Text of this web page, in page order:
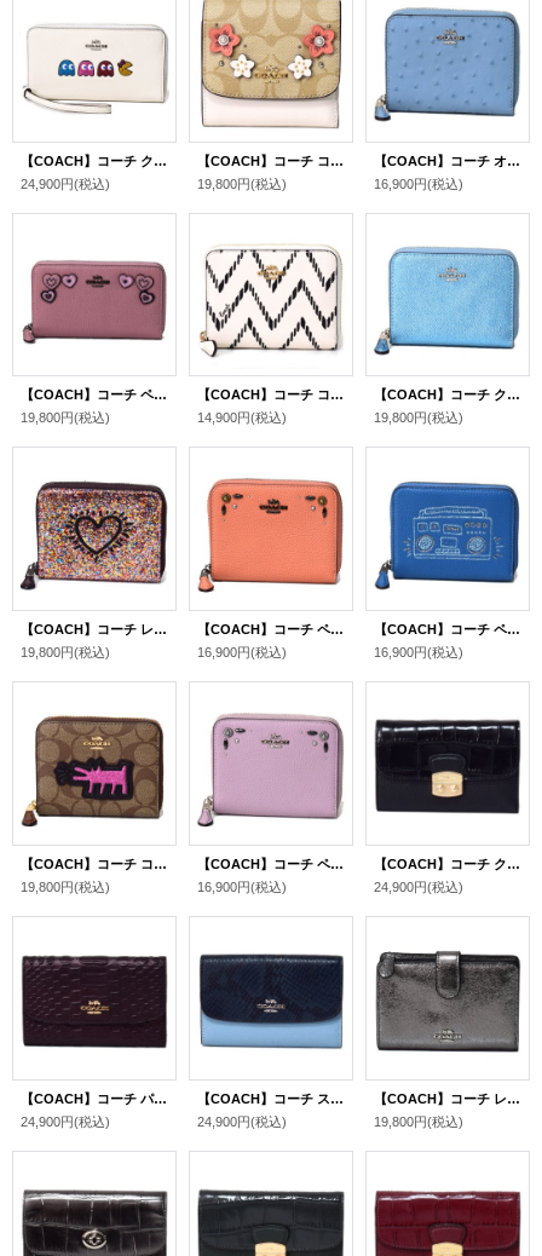
【COACH】コーチ クロスグレインレザー ミズ・パックマン アニメーション ラージ ジップ フォン iPhone スマホ ウォレット リストレット 財布 チャークマルチ〔日本未発売〕
24,900円(税込)
【COACH】コーチ コーティングキャンバス スムースレザー シグネチャー 花柄 フラワー フローラル アップリケ スタッズ リベット スモール 三つ折り財布 ライトカーキマルチ（日本未発売）
19,800円(税込)
【COACH】コーチ オーストリッチ エンボスレザー スモール ジップ アラウンド 二つ折り 財布 コーンフラワー〔日本未発売〕
16,900円(税込)
【COACH】コーチ ペブルレザー ハート アップリケ リベット スタッズ ミディアム ジップ アラウンド ウォレット 財布 ダスティーローズ（日本未発売）
19,800円(税込)
【COACH】コーチ コーティングキャンパス レザー ジオ・シェブロン プリント スモール ジップ アラウンド 二つ折り 財布 ブラック×チャーク〔日本未発売〕
14,900円(税込)
【COACH】コーチ クロスグレインレザー メタリック スモール ジップ アラウンド 二つ折り 財布 メタリックアイス〔日本未発売〕
19,800円(税込)
【COACH】コーチ レザー ラメ グリッター キースへリング コラボ ハート柄 ラメ スモール ジップ アラウンド 二つ折り 財布 マルチ〔日本未発売〕
19,800円(税込)
【COACH】コーチ ペブルドレザー 花柄 フラワー フローラル プレーリー リベット スタッズ スモール ジップ アラウンド 二つ折り 財布 ダークブラッシュ〔日本未発売〕
16,900円(税込)
【COACH】コーチ ペブルレザー キースへリング コラボ グリッター ラメ スモール ジップ アラウンド 二つ折り 財布 スカイブルー〔日本未発売〕
16,900円(税込)
【COACH】コーチ コーティング キャンパス レザー キースへリング コラボ パッチワーク ワッペン アップリケ シグネチャー スモール ジップ アラウンド 二つ折り 財布 カーキマルチ〔日本未発売〕
19,800円(税込)
【COACH】コーチ ペブルドレザー 花柄 フラワー フローラル プレーリー リベット スタッズ スモール ジップ アラウンド 二つ折り 財布 アイスパープル〔日本未発売〕
16,900円(税込)
【COACH】コーチ クロコダイル エンボスレザー ペブルレザー ミディアム エンベロープ ウォレット 三つ折り財布 ブラック（日本未発売）
24,900円(税込)
【COACH】コーチ パイソン エンボスレザー ミディアム エンベロープ ウォレット 三つ折り財布 オックスブラッド1（日本未発売）
24,900円(税込)
【COACH】コーチ スネーク パイソン エンボスレザー クロスグレインレザー ミディアム エンベロープ ウォレット 三つ折り財布 コーンフラワー×ミッドナイト（日本未発売）
24,900円(税込)
【COACH】コーチ レザー メタリック ミディアム コーナー ジップ 二つ折り財布 ガンメタル（日本未発売）
19,800円(税込)